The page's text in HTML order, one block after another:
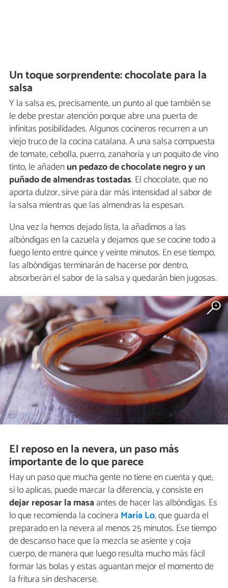
Un toque sorprendente: chocolate para la
salsa
Y la salsa es, precisamente, un punto al que también se
le debe prestar atención porque abre una puerta de
infinitas posibilidades. Algunos cocineros recurren a un
viejo truco de la cocina catalana. A una salsa compuesta
de tomate, cebolla, puerro, zanahoria y un poquito de vino
tinto, le añadenun pedazo de chocolate negro y un
puñado de almendras tostadas. El chocolate, que no
aporta dulzor, sirve para dar más intensidad al sabor de
la salsa mientras que las almendras la espesan.
Una vez la hemos dejado lista, la añadimos a las
albóndigas en la cazuela y dejamos que se cocine todo a
fuego lento entre quince y veinte minutos. En ese tiempo,
las albóndigas terminarán de hacerse por dentro,
absorberán el sabor de la salsa y quedarán bien jugosas.
El reposo en la nevera, un paso más
importante de lo que parece
Hay un paso que mucha gente no tiene en cuenta y que,
si lo aplicas, puede marcar la diferencia, y consiste en
dejar reposar la masaantes de hacer las albóndigas. Es
lo que recomienda la cocinera María Lo, que guarda el
preparado en la nevera al menos 25 minutos. Ese tiempo
de descanso hace que la mezcla se asiente y coja
cuerpo, de manera que luego resulta mucho más fácil
formar las bolas y estas aguantan mejor el momento de
la fritura sin deshacerse.